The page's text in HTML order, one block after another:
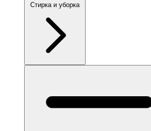
Стирка и уборка